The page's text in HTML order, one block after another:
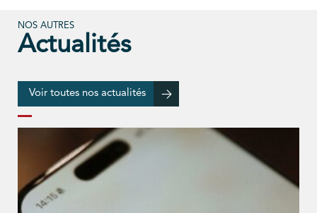
NOS AUTRES
Actualités
Voir toutes nos actualités